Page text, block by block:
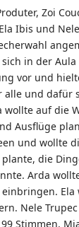
Zoi
Ibis und
in der
vor und
alle und dafür
auf die
Ausflüge
und wollte
die
Arda
Ela
Nele
Stimmen,